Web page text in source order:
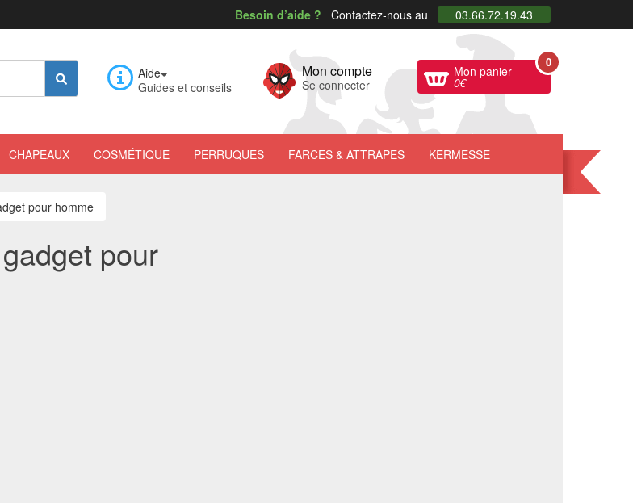
Besoin d’aide ? Contactez-nous au 03.66.72.19.43
Aide
Guides et conseils
Mon compte
Se connecter
Mon panier
0€
0
CHAPEAUX COSMÉTIQUE PERRUQUES FARCES & ATTRAPES KERMESSE
pour homme
pour